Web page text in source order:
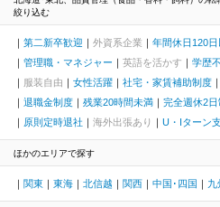
絞り込む
第二新卒歓迎 外資系企業 年間休日120日
管理職・マネジャー
英語を活かす 学歴
服装自由
女性活躍 社宅・家賃補助制度
退職金制度
残業20時間未満 完全週休2日
原則定時退社
海外出張あり U・Iターン
ほかのエリアで探す
関東 東海 北信越 関西 中国･四国 九